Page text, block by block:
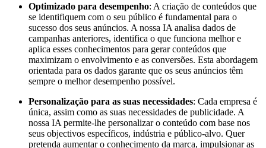
Optimizado para desempenho: A criação de conteúdos que
se identifiquem com o seu público é fundamental para o
sucesso dos seus anúncios. A nossa IA analisa dados de
campanhas anteriores, identifica o que funciona melhor e
aplica esses conhecimentos para gerar conteúdos que
maximizam o envolvimento e as conversões. Esta abordagem
orientada para os dados garante que os seus anúncios têm
sempre o melhor desempenho possível.
Personalização para as suas necessidades: Cada empresa é
única, assim como as suas necessidades de publicidade. A
nossa IA permite-lhe personalizar o conteúdo com base nos
seus objectivos específicos, indústria e público-alvo. Quer
pretenda aumentar o conhecimento da marca, impulsionar as